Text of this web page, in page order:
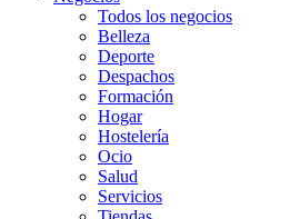
Todos los negocios
Belleza
Deporte
Despachos
Formación
Hogar
Hostelería
Ocio
Salud
Servicios